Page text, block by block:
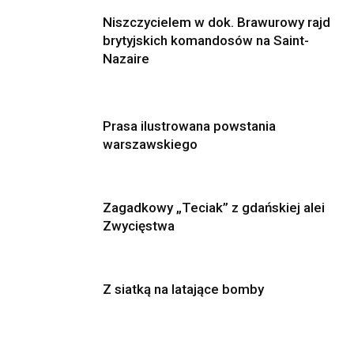
Niszczycielem w dok. Brawurowy rajd
brytyjskich komandosów na Saint-
Nazaire
Prasa ilustrowana powstania
warszawskiego
Zagadkowy „Teciak” z gdańskiej alei
Zwycięstwa
Z siatką na latające bomby